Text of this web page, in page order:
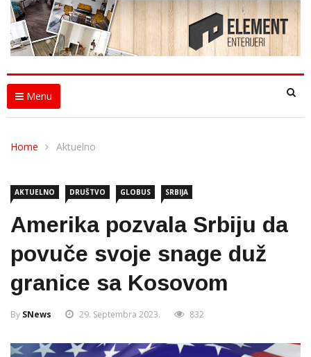
Menu
Home Aktuelno
AKTUELNO DRUŠTVO GLOBUS SRBIJA
Amerika pozvala Srbiju da
povuče svoje snage duž
granice sa Kosovom
By SNews 29. Septembra 2023. 832